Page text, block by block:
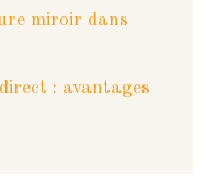
miroir dans
: avantages